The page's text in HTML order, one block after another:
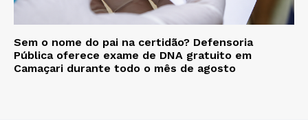
Sem o nome do pai na certidão? Defensoria
Pública oferece exame de DNA gratuito em
Camaçari durante todo o mês de agosto